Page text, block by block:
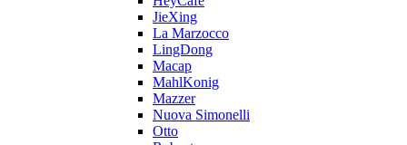
JieXing
La Marzocco
LingDong
Macap
MahlKonig
Mazzer
Nuova Simonelli
Otto